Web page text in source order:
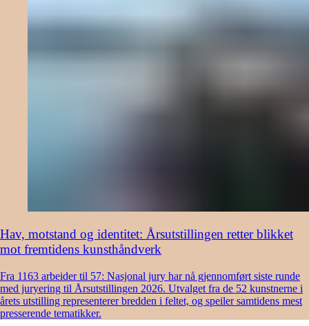
Hav, motstand og identitet: Årsutstillingen retter blikket
mot fremtidens kunsthåndverk
Fra 1163 arbeider til 57: Nasjonal jury har nå gjennomført siste runde
med juryering til Årsutstillingen 2026. Utvalget fra de 52 kunstnerne i
årets utstilling representerer bredden i feltet, og speiler samtidens mest
presserende tematikker.